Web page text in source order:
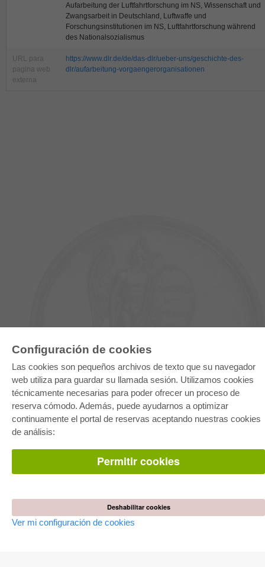
Configuración de cookies
Las cookies son pequeños archivos de texto que su navegador
web utiliza para guardar su llamada sesión. Utilizamos cookies
técnicamente necesarias para poder ofrecer un proceso de
reserva cómodo. Además, puede ayudarnos a optimizar
continuamente el portal de reservas aceptando nuestras cookies
de análisis:
Permitir cookies
Deshabilitar cookies
Ver mi configuración de cookies
Aufarbeitung der Luftfahrtforschung im NS, Wissenschaft und
Zwangsarbeit in Deutschland, Luftwaffe und
Forschungsinstitutionen im NS, Luftfahrtforschung während
des Nationalsozialismus
URL para
pagina web
externa
https://www.dlr.de/de/das-dlr/ueber-uns/geschichte-des-
dlr/aufarbeitung-vorgaengerorganisationen
E-COLLECTION
Paquete entero
Paquete de especialidades
Pick & Choose
Facilitación de E-Books
Preguntas mas frequentes(FAQ)
TIENDA ONLINE
Publicar habilitación
Publicar actas de congresos